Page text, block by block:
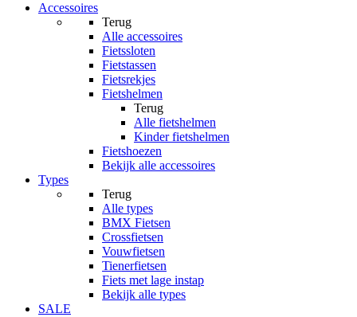
Accessoires
Terug
Alle accessoires
Fietssloten
Fietstassen
Fietsrekjes
Fietshelmen
Terug
Alle fietshelmen
Kinder fietshelmen
Fietshoezen
Bekijk alle accessoires
Types
Terug
Alle types
BMX Fietsen
Crossfietsen
Vouwfietsen
Tienerfietsen
Fiets met lage instap
Bekijk alle types
SALE